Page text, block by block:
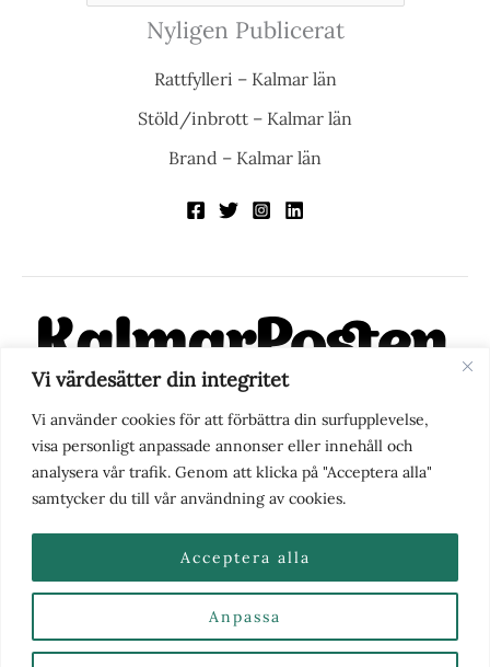
Vi värdesätter din integritet
Vi använder cookies för att förbättra din surfupplevelse,
visa personligt anpassade annonser eller innehåll och
analysera vår trafik. Genom att klicka på "Acceptera alla"
samtycker du till vår användning av cookies.
Anpassa
Acceptera alla
Nyligen Publicerat
Rattfylleri – Kalmar län
Stöld/inbrott – Kalmar län
Brand – Kalmar län
KalmarPosten är en modern lokalnyhetstidning på nätet. Med
fokus på Kalmarregionen, men också med blick för det större
perspektivet, vill vi vara din självklara kanal för nyheter,
berättelser och engagemang. KalmarPosten grundades 1988 och
fick nya ägare 2025.
Nyhetstips eller frågor?Kontakta oss
2026 | Kalmarposten.se |Se alla Kategorier & Ämnen